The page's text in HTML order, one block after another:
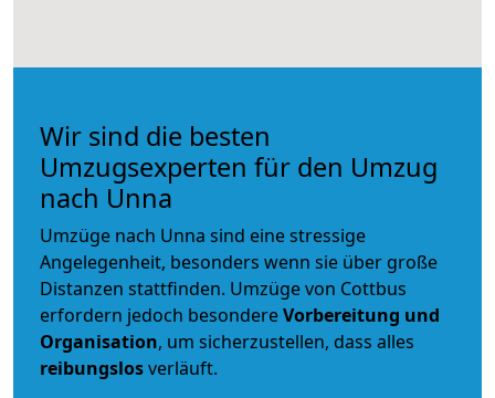
Wir sind die besten
Umzugsexperten für den Umzug
nach Unna
Umzüge nach Unna sind eine stressige
Angelegenheit, besonders wenn sie über große
Distanzen stattfinden. Umzüge von Cottbus
erfordern jedoch besondereVorbereitung und
Organisation, um sicherzustellen, dass alles
reibungslosverläuft.